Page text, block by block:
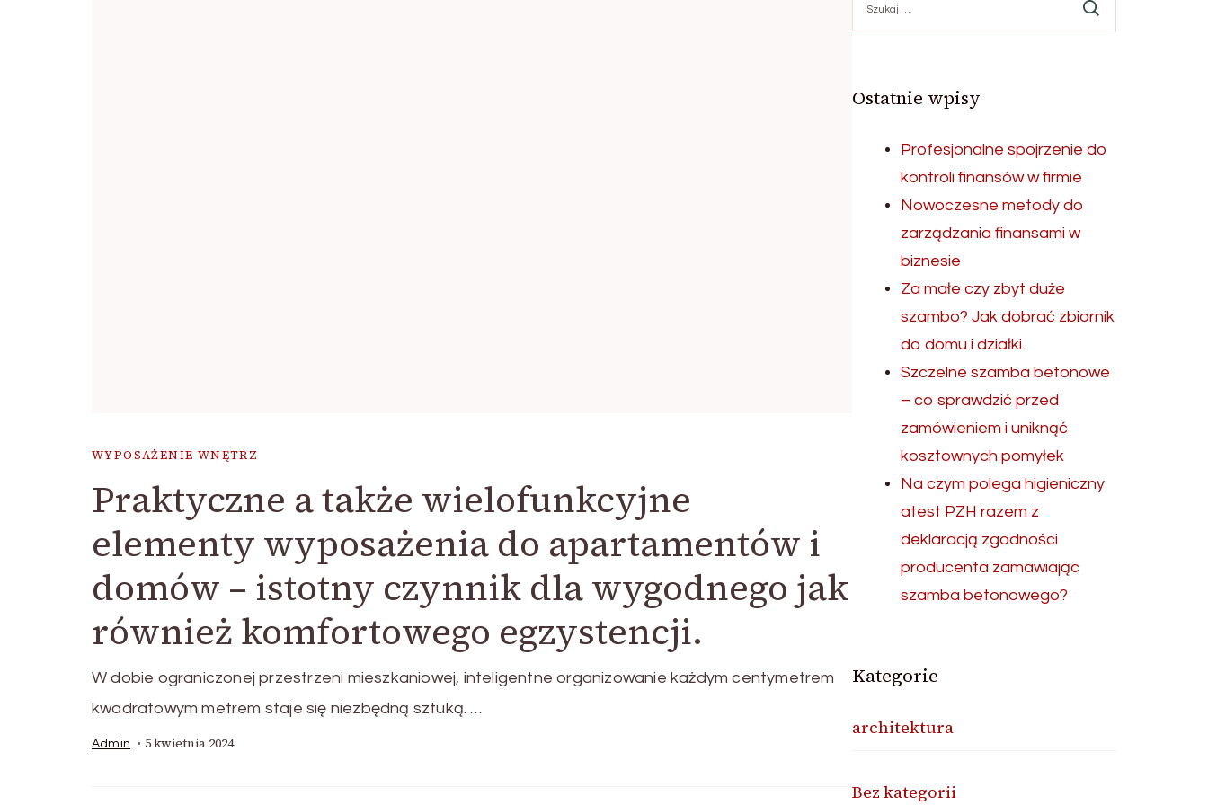
WYPOSAŻENIE WNĘTRZ
Praktyczne a także wielofunkcyjne
elementy wyposażenia do apartamentów i
domów – istotny czynnik dla wygodnego jak
również komfortowego egzystencji.
W dobie ograniczonej przestrzeni mieszkaniowej, inteligentne organizowanie każdym centymetrem
kwadratowym metrem staje się niezbędną sztuką. …
Admin 5 kwietnia 2024
Ostatnie wpisy
Profesjonalne spojrzenie do
kontroli finansów w firmie
Nowoczesne metody do
zarządzania finansami w
biznesie
Za małe czy zbyt duże
szambo? Jak dobrać zbiornik
do domu i działki.
Szczelne szamba betonowe
– co sprawdzić przed
zamówieniem i uniknąć
kosztownych pomyłek
Na czym polega higieniczny
atest PZH razem z
deklaracją zgodności
producenta zamawiając
szamba betonowego?
Kategorie
architektura
Bez kategorii